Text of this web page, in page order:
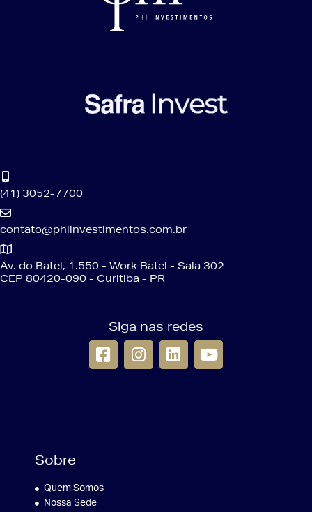
(41) 3052-7700
contato@phiinvestimentos.com.br
Av. do Batel, 1.550 - Work Batel - Sala 302
CEP 80420-090 - Curitiba - PR
Siga nas redes
Sobre
Quem Somos
Nossa Sede